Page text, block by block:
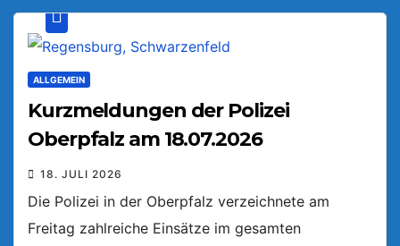
ALLGEMEIN
Kurzmeldungen der Polizei
Oberpfalz am 18.07.2026
18. JULI 2026
Die Polizei in der Oberpfalz verzeichnete am
Freitag zahlreiche Einsätze im gesamten